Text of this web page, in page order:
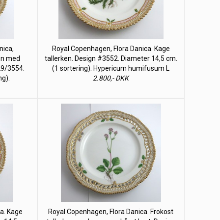
med
3554.
Royal Copenhagen, Flora Danica. Kage
tallerken. Design #3552. Diameter 14,5 cm.
(1 sortering). Hypericum humifusum L
2.800,- DKK
Kage
Royal Copenhagen, Flora Danica. Frokost